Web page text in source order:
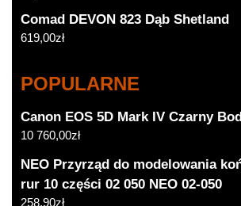
Comad DEVON 823 Dąb Shetland
619,00zł
POPULARNE
Canon EOS 5D Mark IV Czarny
10 760,00zł
NEO Przyrząd do modelowania
rur 10 części 02 050 NEO 02-050
258,90zł